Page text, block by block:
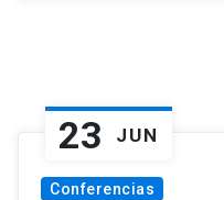
23 JUN
Conferencias